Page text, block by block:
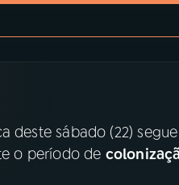
deste sábado (22)
o período de